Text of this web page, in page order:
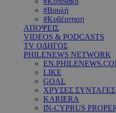
#Βουλή
#Κυβέρνηση
ΑΠΟΨΕΙΣ
VIDEOS & PODCASTS
TV ΟΔΗΓΟΣ
PHILENEWS NETWORK
LIKE
GOAL
ΧΡΥΣΕΣ ΣΥΝΤΑΓΕΣ
KARIERA
IN-CYPRUS